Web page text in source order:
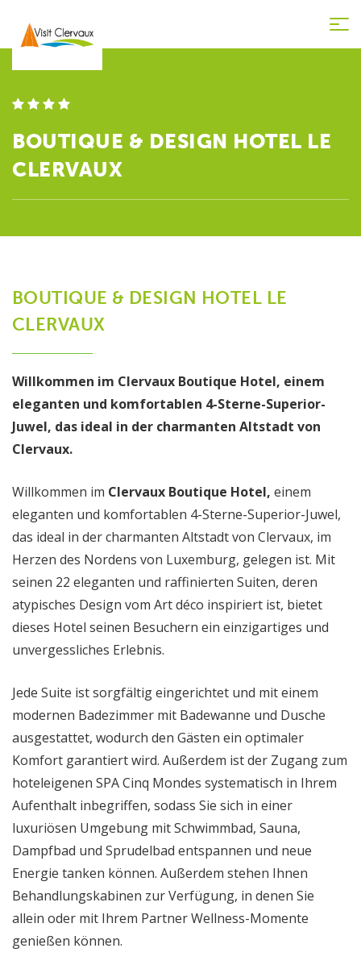
BOUTIQUE & DESIGN HOTEL LE
CLERVAUX
BOUTIQUE & DESIGN HOTEL LE
CLERVAUX
Willkommen im Clervaux Boutique Hotel, einem
eleganten und komfortablen 4-Sterne-Superior-
Juwel, das ideal in der charmanten Altstadt von
Clervaux.
Willkommen im Clervaux Boutique Hotel, einem
eleganten und komfortablen 4-Sterne-Superior-Juwel,
das ideal in der charmanten Altstadt von Clervaux, im
Herzen des Nordens von Luxemburg, gelegen ist. Mit
seinen 22 eleganten und raffinierten Suiten, deren
atypisches Design vom Art déco inspiriert ist, bietet
dieses Hotel seinen Besuchern ein einzigartiges und
unvergessliches Erlebnis.
Jede Suite ist sorgfältig eingerichtet und mit einem
modernen Badezimmer mit Badewanne und Dusche
ausgestattet, wodurch den Gästen ein optimaler
Komfort garantiert wird. Außerdem ist der Zugang zum
hoteleigenen SPA Cinq Mondes systematisch in Ihrem
Aufenthalt inbegriffen, sodass Sie sich in einer
luxuriösen Umgebung mit Schwimmbad, Sauna,
Dampfbad und Sprudelbad entspannen und neue
Energie tanken können. Außerdem stehen Ihnen
Behandlungskabinen zur Verfügung, in denen Sie
allein oder mit Ihrem Partner Wellness-Momente
genießen können.